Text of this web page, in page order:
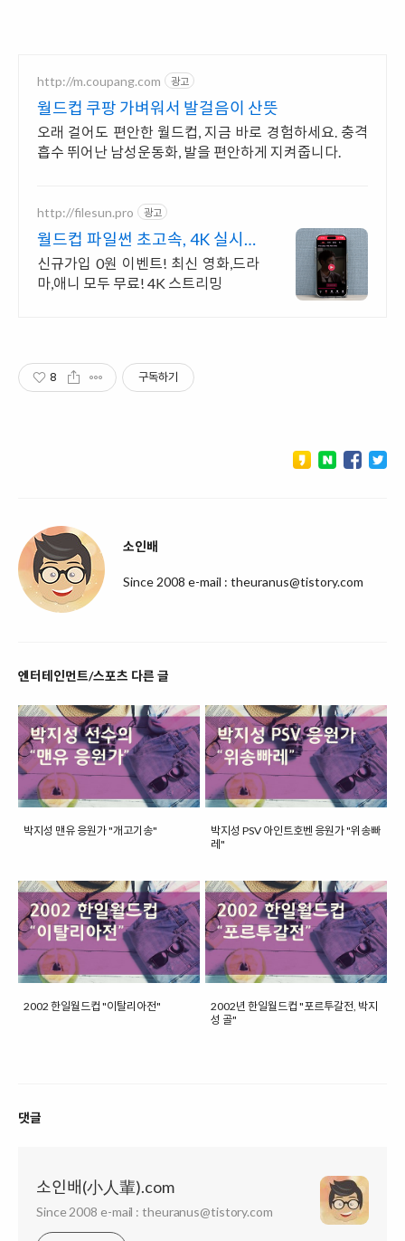
http://m.coupang.com 광고
월드컵 쿠팡 가벼워서 발걸음이 산뜻
오래 걸어도 편안한 월드컵, 지금 바로 경험하세요. 충격
흡수 뛰어난 남성운동화, 발을 편안하게 지켜줍니다.
http://filesun.pro 광고
월드컵 파일썬 초고속, 4K 실시간
보기!
신규가입 0원 이벤트! 최신 영화,드라
마,애니 모두 무료! 4K 스트리밍
8 구독하기
소인배
Since 2008 e-mail : theuranus@tistory.com
엔터테인먼트/스포츠 다른 글
박지성 맨유 응원가 "개고기송"
박지성 PSV 아인트호벤 응원가 "위송빠
레"
2002 한일월드컵 "이탈리아전"
2002년 한일월드컵 "포르투갈전, 박지
성 골"
댓글
소인배(小人輩).com
Since 2008 e-mail : theuranus@tistory.com